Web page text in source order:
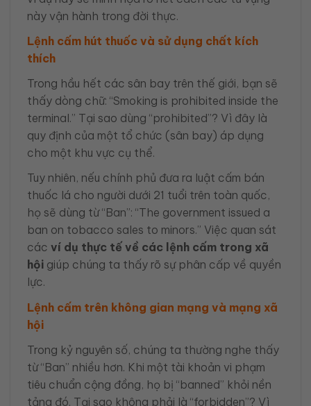
này vận hành trong đời thực.
Lệnh cấm hút thuốc và sử dụng chất kích
thích
Trong hầu hết các sân bay trên thế giới, bạn sẽ
thấy dòng chữ: “Smoking is prohibited inside the
terminal.” Tại sao dùng “prohibited”? Vì đây là
quy định của một tổ chức (sân bay) áp dụng
cho một khu vực cụ thể.
Tuy nhiên, nếu chính phủ đưa ra luật cấm bán
thuốc lá cho người dưới 21 tuổi trên toàn quốc,
họ sẽ dùng từ “Ban”: “The government issued a
ban on tobacco sales to minors.” Việc quan sát
các ví dụ thực tế về các lệnh cấm trong xã
hội giúp chúng ta thấy rõ sự phân cấp về quyền
lực.
Lệnh cấm trên không gian mạng và mạng xã
hội
Trong kỷ nguyên số, chúng ta thường nghe thấy
từ “Ban” nhiều hơn. Khi một tài khoản vi phạm
tiêu chuẩn cộng đồng, họ bị “banned” khỏi nền
tảng đó. Tại sao không phải là “forbidden”? Vì